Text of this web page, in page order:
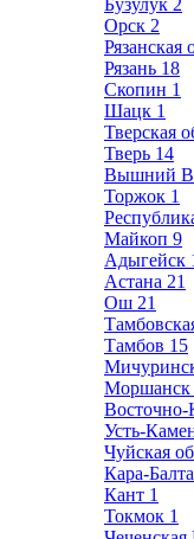
Бузулук 2
Орск 2
Рязанская
Рязань 18
Скопин 1
Шацк 1
Тверская
Тверь 14
Вышний
Торжок 1
Майкоп 9
Адыгейск
Астана 21
Ош 21
Тамбов 15
Моршанск
Восточно-
Усть-
Чуйская
Кара-Балта
Кант 1
Токмок 1